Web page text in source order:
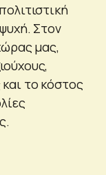
Στον
μας,
το κόστος